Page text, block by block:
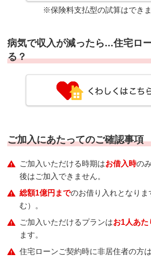
※保険料支払型の試算はできま
病気で収入が減ったら...住宅ロ
る？
ご加入にあたってのご確認事項
ご加入いただける時期はお借入時の
後はご加入できません。
総額1億円までのお借り入れとなりま
む）。
ご加入いただけるプランはお1人あた
ます。
住宅ローンご契約時に非居住者の方